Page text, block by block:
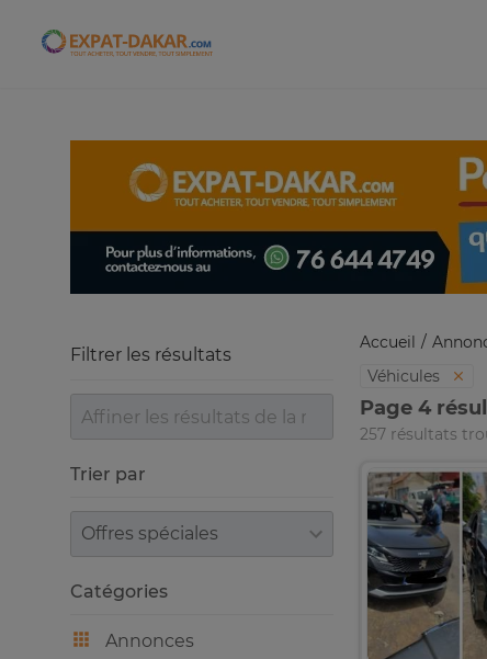
Expat-Dakar
Accueil
Véhicules
Page 4
257 résultats
Filtrer les résultats
Trier par
Trier par
Catégories
Annonces